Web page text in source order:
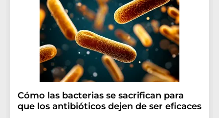
(Alemania) o por correo electrónico a
revoke@lumitos.com . Además, en cada correo
electrónico se incluye un enlace para anular la
suscripción al boletín informativo correspondiente.
Cómo las bacterias se sacrifican para
que los antibióticos dejen de ser eficaces